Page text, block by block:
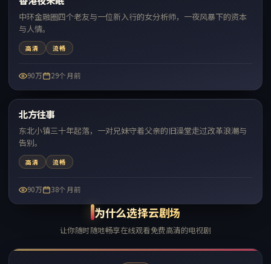
中环金融圈四个老友与一位新入行的女分析师，一夜风暴下的资本
与人情。
高清 流畅
90万 29个月前
热门
北方往事
东北小镇三十年起落，一对兄妹守着父亲的旧澡堂走过改革浪潮与
告别。
高清 流畅
90万 38个月前
为什么选择云剧场
让你随时随地畅享在线观看免费高清的电视剧